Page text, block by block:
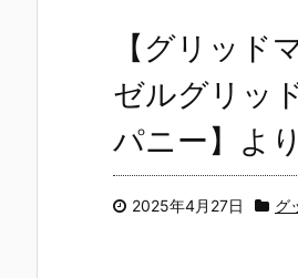
【グリッド
ゼルグリッ
パニー】よ
2025年4月27日 グ